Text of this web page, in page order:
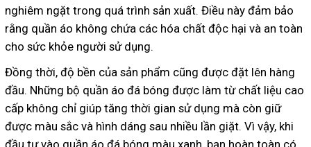
nghiêm ngặt trong quá trình sản xuất. Điều này đảm bảo
rằng quần áo không chứa các hóa chất độc hại và an toàn
cho sức khỏe người sử dụng.
Đồng thời, độ bền của sản phẩm cũng được đặt lên hàng
đầu. Những bộ quần áo đá bóng được làm từ chất liệu cao
cấp không chỉ giúp tăng thời gian sử dụng mà còn giữ
được màu sắc và hình dáng sau nhiều lần giặt. Vì vậy, khi
đầu tư vào quần áo đá bóng màu xanh, bạn hoàn toàn có